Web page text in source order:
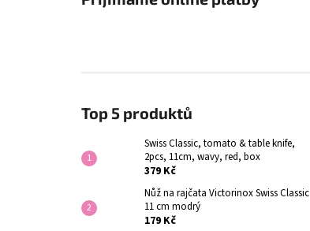
Top 5 produktů
Swiss Classic, tomato & table knife,
2pcs, 11cm, wavy, red, box
379 Kč
Nůž na rajčata Victorinox Swiss Classic
11 cm modrý
179 Kč